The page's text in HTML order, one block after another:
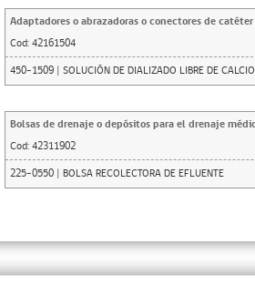
Adaptadores o abrazadoras o conectores de
Cod: 42161504
450-1509 | SOLUCIÓN DE DIALIZADO LIBRE DE
Bolsas de drenaje o depósitos para el drenaje
Cod: 42311902
225-0550 | BOLSA RECOLECTORA DE EFLUENTE